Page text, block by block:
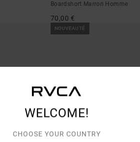
Boardshort Marron Homme
70,00 €
NOUVEAUTÉ
WELCOME!
CHOOSE YOUR COUNTRY